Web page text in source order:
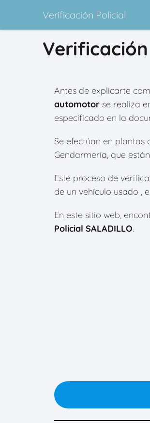
Verificación Policial
Verificación
Antes de explicarte
automotor se realiza
especificado en la
Se efectúan en plantas
Gendarmería, que
Este proceso de
de un vehículo usado ,
En este sitio web,
Policial SALADILLO.